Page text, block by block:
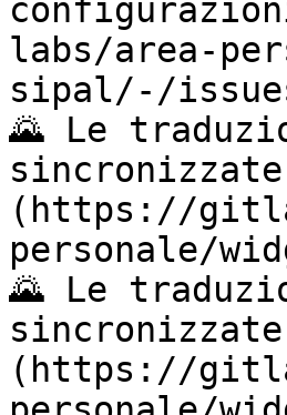
labs/area-
sipal/-/
🌄 Le
(https://
personale/
🌄 Le
(https://